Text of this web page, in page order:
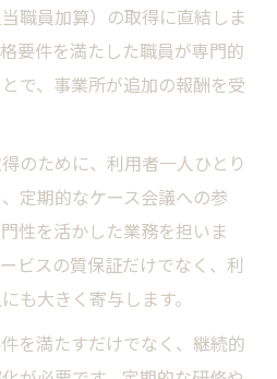
した心理士配置のポイント
職員加算）の取得に直結しま
要件を満たした職員が専門的
で、事業所が追加の報酬を受
のために、利用者一人ひとり
定期的なケース会議への参
性を活かした業務を担いま
ビスの質保証だけでなく、利
も大きく寄与します。
を満たすだけでなく、継続的